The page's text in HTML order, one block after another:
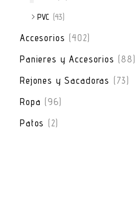
PVC (43)
Accesorios (402)
Panieres y Accesorios (88)
Rejones y Sacadoras (73)
Ropa (96)
Patos (2)